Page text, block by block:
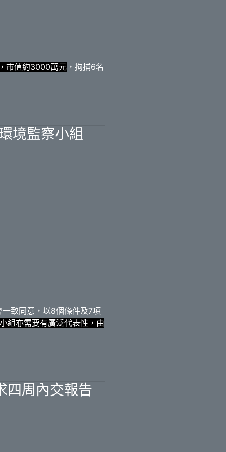
市值約3000萬元 ，拘捕6名
境監察小組
致同意，以8個條件及7項
組亦需要有廣泛代表性，由
周內交報告